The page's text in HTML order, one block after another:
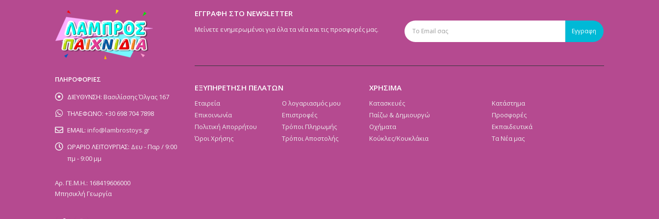
ΠΛΗΡΟΦΟΡΙΕΣ
ΔΙΕΥΘΥΝΣΗ: Βασιλίσσης Όλγας 167
ΤΗΛΕΦΩΝΟ: +30 698 704 7898
EMAIL: info@lambrostoys.gr
ΩΡΑΡΙΟ ΛΕΙΤΟΥΡΓΙΑΣ: Δευ - Παρ / 9:00
πμ - 9:00 μμ
Αρ. ΓΕ.Μ.Η.: 168419606000
Μπησικλή Γεωργία
ΕΓΓΡΑΦΗ ΣΤΟ NEWSLETTER
Μείνετε ενημερωμένοι για όλα τα νέα και τις προσφορές μας.
ΕΞΥΠΗΡΕΤΗΣΗ ΠΕΛΑΤΩΝ
Εταιρεία
Επικοινωνία
Πολιτική Απορρήτου
Όροι Χρήσης
Ο λογαριασμός μου
Επιστροφές
Τρόποι Πληρωμής
Τρόποι Αποστολής
ΧΡΗΣΙΜΑ
Κατασκευές
Παίζω & Δημιουργώ
Οχήματα
Κούκλες/Κουκλάκια
Κατάστημα
Προσφορές
Εκπαιδευτικά
Τα Νέα μας